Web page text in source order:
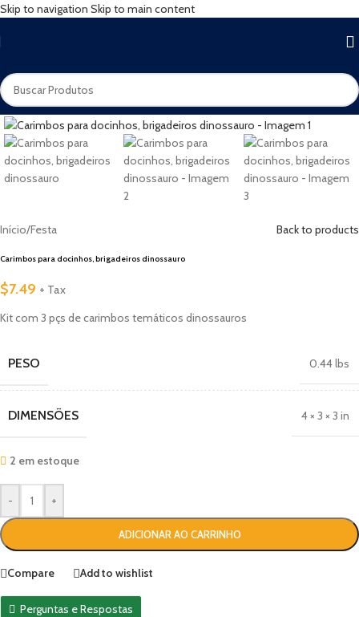
Skip to navigation Skip to main content
Início/Festa Back to products
Carimbos para docinhos, brigadeiros dinossauro
$7.49 + Tax
Kit com 3 pçs de carimbos temáticos dinossauros
PESO 0.44 lbs
DIMENSÕES 4 × 3 × 3 in
2 em estoque
- +
ADICIONAR AO CARRINHO
Compare Add to wishlist
Perguntas e Respostas